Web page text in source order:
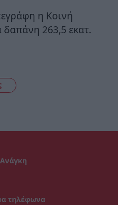
η Κοινή
263,5 εκατ.
τηλέφωνα